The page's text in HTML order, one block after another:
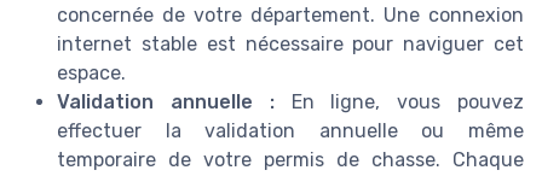
concernée de votre département. Une connexion
internet stable est nécessaire pour naviguer cet
espace.
Validation annuelle :En ligne, vous pouvez
effectuer la validation annuelle ou même
temporaire de votre permis de chasse. Chaque